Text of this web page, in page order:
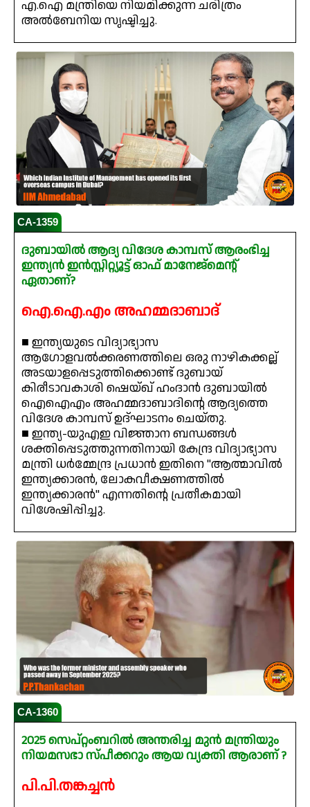
എ.ഐ മന്ത്രിയെ നിയമിക്കുന്ന ചരിത്രം
അൽബേനിയ സൃഷ്ടിച്ചു.
CA-1359
ദുബായിൽ ആദ്യ വിദേശ കാമ്പസ് ആരംഭിച്ച
ഇന്ത്യൻ ഇൻസ്റ്റിറ്റ്യൂട്ട് ഓഫ് മാനേജ്മെന്റ്
ഏതാണ്?
ഐ.ഐ.എം അഹമ്മദാബാദ്
■ ഇന്ത്യയുടെ വിദ്യാഭ്യാസ
ആഗോളവൽക്കരണത്തിലെ ഒരു നാഴികക്കല്ല്
അടയാളപ്പെടുത്തിക്കൊണ്ട് ദുബായ്
കിരീടാവകാശി ഷെയ്ഖ് ഹംദാൻ ദുബായിൽ
ഐഐഎം അഹമ്മദാബാദിന്റെ ആദ്യത്തെ
വിദേശ കാമ്പസ് ഉദ്ഘാടനം ചെയ്തു.
■ ഇന്ത്യ-യുഎഇ വിജ്ഞാന ബന്ധങ്ങൾ
ശക്തിപ്പെടുത്തുന്നതിനായി കേന്ദ്ര വിദ്യാഭ്യാസ
മന്ത്രി ധർമ്മേന്ദ്ര പ്രധാൻ ഇതിനെ "ആത്മാവിൽ
ഇന്ത്യക്കാരൻ, ലോകവീക്ഷണത്തിൽ
ഇന്ത്യക്കാരൻ" എന്നതിന്റെ പ്രതീകമായി
വിശേഷിപ്പിച്ചു.
CA-1360
2025 സെപ്റ്റംബറിൽ അന്തരിച്ച മുൻ മന്ത്രിയും
നിയമസഭാ സ്‌പീക്കറും ആയ വ്യക്തി ആരാണ് ?
പി.പി.തങ്കച്ചൻ